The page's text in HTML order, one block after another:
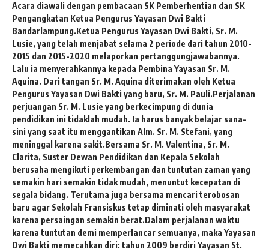
Acara diawali dengan pembacaan SK Pemberhentian dan SK
Pengangkatan Ketua Pengurus Yayasan Dwi Bakti
Bandarlampung.Ketua Pengurus Yayasan Dwi Bakti, Sr. M.
Lusie, yang telah menjabat selama 2 periode dari tahun 2010-
2015 dan 2015-2020 melaporkan pertanggungjawabannya.
Lalu ia menyerahkannya kepada Pembina Yayasan Sr. M.
Aquina. Dari tangan Sr. M. Aquina diterimakan oleh Ketua
Pengurus Yayasan Dwi Bakti yang baru, Sr. M. Pauli.Perjalanan
perjuangan Sr. M. Lusie yang berkecimpung di dunia
pendidikan ini tidaklah mudah. Ia harus banyak belajar sana-
sini yang saat itu menggantikan Alm. Sr. M. Stefani, yang
meninggal karena sakit.Bersama Sr. M. Valentina, Sr. M.
Clarita, Suster Dewan Pendidikan dan Kepala Sekolah
berusaha mengikuti perkembangan dan tuntutan zaman yang
semakin hari semakin tidak mudah, menuntut kecepatan di
segala bidang. Terutama juga bersama mencari terobosan
baru agar Sekolah Fransiskus tetap diminati oleh masyarakat
karena persaingan semakin berat.Dalam perjalanan waktu
karena tuntutan demi memperlancar semuanya, maka Yayasan
Dwi Bakti memecahkan diri: tahun 2009 berdiri Yayasan St.